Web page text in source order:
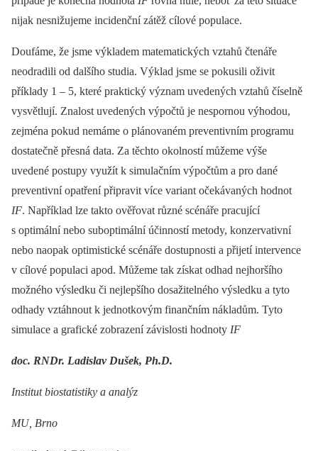
nijak nesnižujeme incidenční zátěž cílové populace.
Doufáme, že jsme výkladem matematických vztahů čtenáře
neodradili od dalšího studia. Výklad jsme se pokusili oživit
příklady 1 –⁠ 5, které praktický význam uvedených vztahů číselně
vysvětlují. Znalost uvedených výpočtů je nespornou výhodou,
zejména pokud nemáme o plánovaném preventivním programu
dostatečně přesná data. Za těchto okolností můžeme výše
uvedené postupy využít k simulačním výpočtům a pro dané
preventivní opatření připravit více variant očekávaných hodnot
IF. Například lze takto ověřovat různé scénáře pracující
s optimální nebo suboptimální účinností metody, konzervativní
nebo naopak optimistické scénáře dostupnosti a přijetí intervence
v cílové populaci apod. Můžeme tak získat odhad nejhoršího
možného výsledku či nejlepšího dosažitelného výsledku a tyto
odhady vztáhnout k jednotkovým finančním nákladům. Tyto
simulace a grafické zobrazení závislosti hodnoty IF
doc. RNDr. Ladislav Dušek, Ph.D.
Institut biostatistiky a analýz
MU, Brno